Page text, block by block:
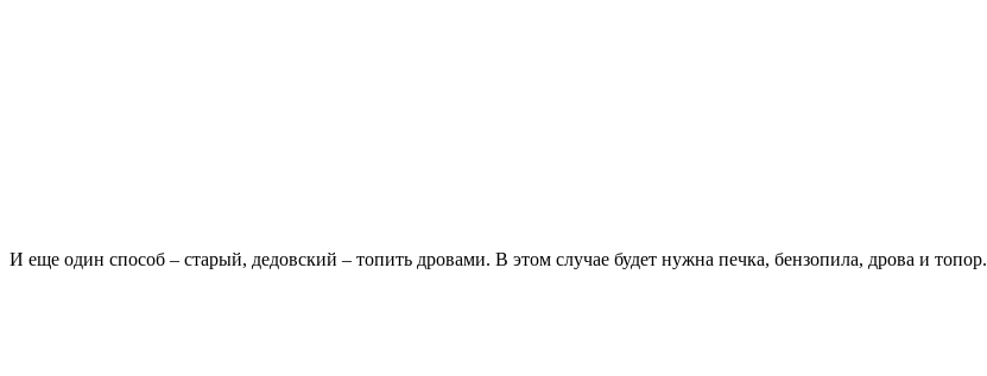
И еще один способ – старый, дедовский – топить дровами. В этом случае будет нужна печка, бензопила, дрова и топор.